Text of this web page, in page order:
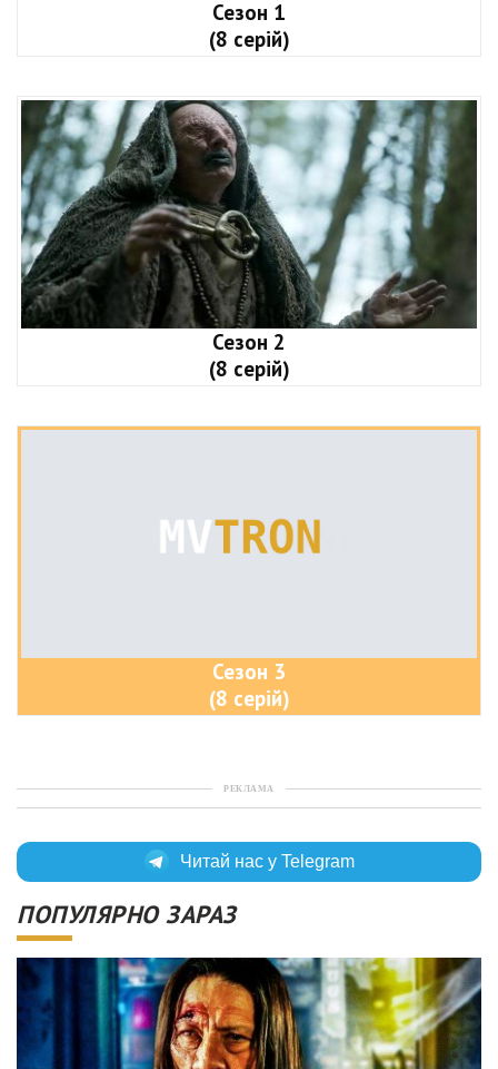
Сезон 1
(8 серій)
Сезон 2
(8 серій)
Сезон 3
(8 серій)
РЕКЛАМА
Читай нас у Telegram
ПОПУЛЯРНО ЗАРАЗ